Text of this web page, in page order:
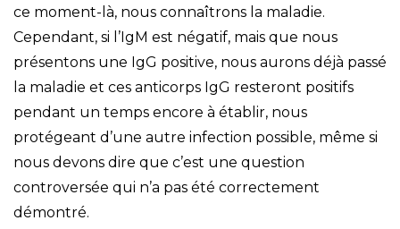
ce moment-là, nous connaîtrons la maladie.
Cependant, si l’IgM est négatif, mais que nous
présentons une IgG positive, nous aurons déjà passé
la maladie et ces anticorps IgG resteront positifs
pendant un temps encore à établir, nous
protégeant d’une autre infection possible, même si
nous devons dire que c’est une question
controversée qui n’a pas été correctement
démontré.